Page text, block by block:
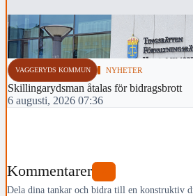
VAGGERYDS KOMMUN NYHETER
Skillingarydsman åtalas för bidragsbrott
6 augusti, 2026 07:36
Kommentarer
Dela dina tankar och bidra till en konstruktiv